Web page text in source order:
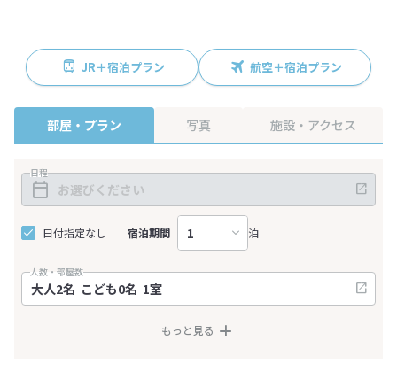
JR＋宿泊プラン 航空＋宿泊プラン
部屋・プラン 写真 施設・アクセス
日程
日付指定なし 宿泊期間 泊
人数・部屋数
もっと見る